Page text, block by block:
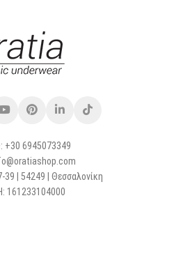
+30 6945073349
39 | 54249 | Θεσσαλονίκη
161233104000